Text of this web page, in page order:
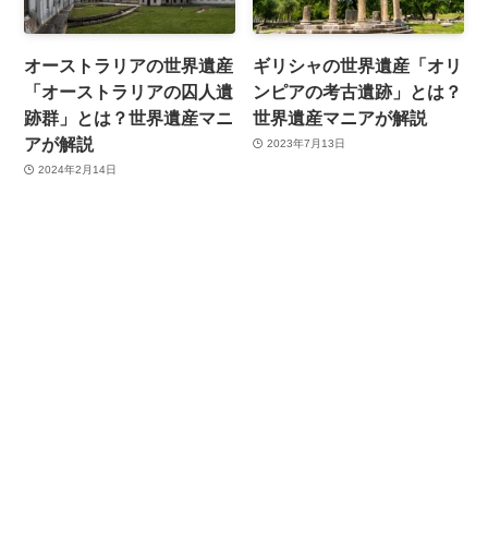
オーストラリアの世界遺産
「オーストラリアの囚人遺
跡群」とは？世界遺産マニ
アが解説
2024年2月14日
ギリシャの世界遺産「オリ
ンピアの考古遺跡」とは？
世界遺産マニアが解説
2023年7月13日